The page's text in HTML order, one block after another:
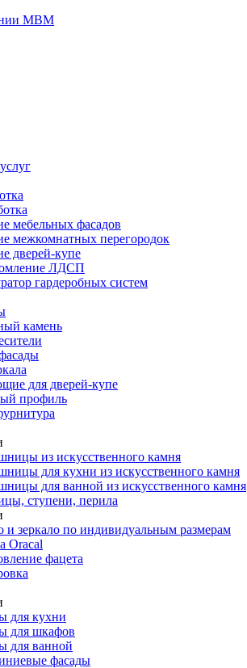
мебельных фасадов
межкомнатных перегородок
дверей-купе
ЛДСП
гардеробных систем
камень
для дверей-купе
профиль
из искусственного камня
для кухни из искусственного камня
для ванной из искусственного камня
ступени, перила
и зеркало по индивидуальным размерам
Oracal
фацета
для кухни
для шкафов
для ванной
фасады